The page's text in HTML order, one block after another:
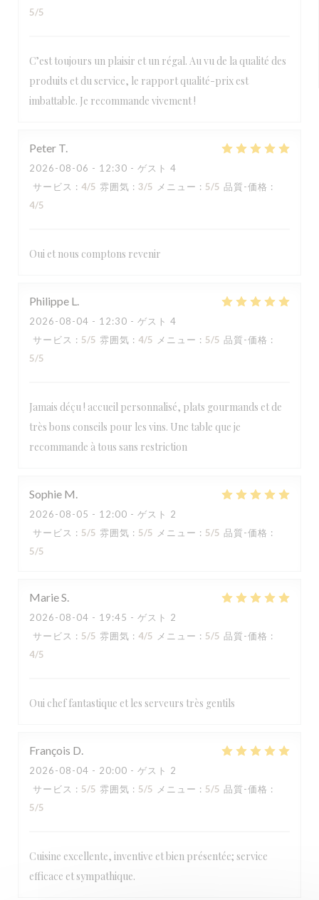
5/5
C’est toujours un plaisir et un régal. Au vu de la qualité des
produits et du service, le rapport qualité-prix est
imbattable. Je recommande vivement !
Peter T
2026-08-06 - 12:30 - ゲスト 4
サービス : 4/5 雰囲気 : 3/5 メニュー : 5/5 品質-価格 :
4/5
Oui et nous comptons revenir
Philippe L
2026-08-04 - 12:30 - ゲスト 4
サービス : 5/5 雰囲気 : 4/5 メニュー : 5/5 品質-価格 :
5/5
Jamais déçu ! accueil personnalisé, plats gourmands et de
très bons conseils pour les vins. Une table que je
recommande à tous sans restriction
Sophie M
2026-08-05 - 12:00 - ゲスト 2
サービス : 5/5 雰囲気 : 5/5 メニュー : 5/5 品質-価格 :
5/5
MarieS
2026-08-04 - 19:45 - ゲスト 2
サービス : 5/5 雰囲気 : 4/5 メニュー : 5/5 品質-価格 :
4/5
Oui chef fantastique et les serveurs très gentils
François D
2026-08-04 - 20:00 - ゲスト 2
サービス : 5/5 雰囲気 : 5/5 メニュー : 5/5 品質-価格 :
5/5
Cuisine excellente, inventive et bien présentée; service
efficace et sympathique.
LA TABLE DE CATUSSEAU